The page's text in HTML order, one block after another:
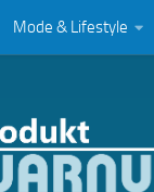
Mode & Lifestyle